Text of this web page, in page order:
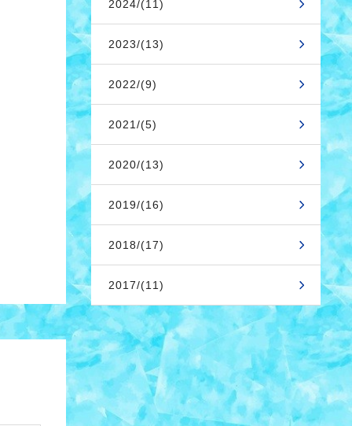
2024/(11)
2023/(13)
2022/(9)
2021/(5)
2020/(13)
2019/(16)
2018/(17)
2017/(11)